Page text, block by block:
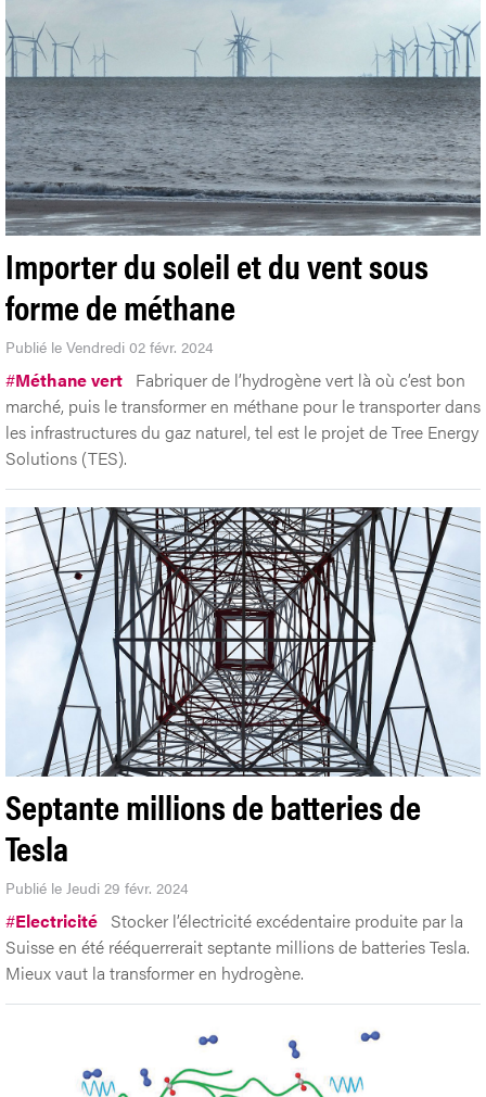
Importer du soleil et du vent sous
forme de méthane
Publié le Vendredi 02 févr. 2024
#Méthane vert Fabriquer de l’hydrogène vert là où c’est bon
marché, puis le transformer en méthane pour le transporter dans
les infrastructures du gaz naturel, tel est le projet de Tree Energy
Solutions (TES).
Septante millions de batteries de
Tesla
Publié le Jeudi 29 févr. 2024
#Electricité Stocker l’électricité excédentaire produite par la
Suisse en été rééquerrerait septante millions de batteries Tesla.
Mieux vaut la transformer en hydrogène.